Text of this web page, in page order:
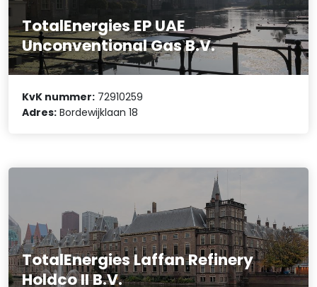
TotalEnergies EP UAE
Unconventional Gas B.V.
KvK nummer: 72910259
Adres: Bordewijklaan 18
TotalEnergies Laffan Refinery
Holdco II B.V.